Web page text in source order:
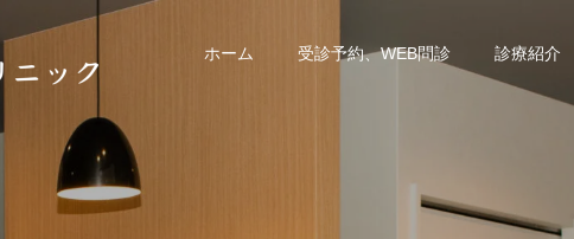
ホーム 受診予約、WEB問診 診療紹介